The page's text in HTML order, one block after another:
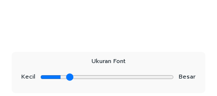
Ukuran Font
Kecil
Besar